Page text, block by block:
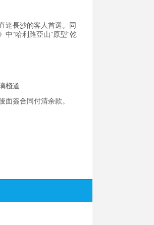
達長沙的客人首選。同
“哈利路亞山”原型“乾
棧道
簽合同付清余款。